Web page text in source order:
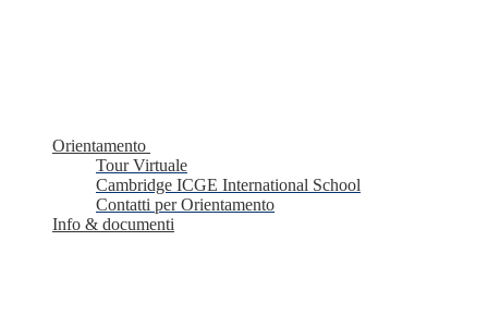
Orientamento
Tour Virtuale
Cambridge ICGE International School
Contatti per Orientamento
Info & documenti